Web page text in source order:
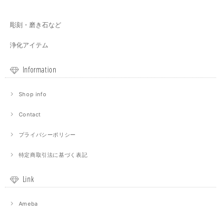
彫刻・磨き石など
浄化アイテム
Information
Shop info
Contact
プライバシーポリシー
特定商取引法に基づく表記
Link
Ameba